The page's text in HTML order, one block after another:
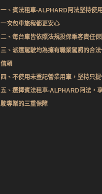
一、賓法租車-ALPHARD阿法堅持使
一次包車旅程都更安心
二、每台車皆依照法規投保乘客責任
三、派遣駕駛均為擁有職業駕照的合
信賴
四、不使用未登記營業用車，堅持只
五、選擇賓法租車-ALPHARD阿法，
駛專業的三重保障